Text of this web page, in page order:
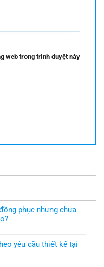
web trong trình duyệt này
phục nhưng chưa
yêu cầu thiết kế tại